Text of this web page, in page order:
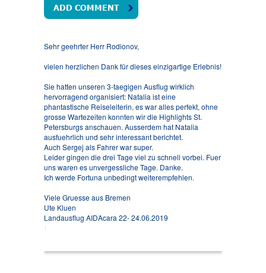
ADD COMMENT
Sehr geehrter Herr Rodionov,
vielen herzlichen Dank für dieses einzigartige Erlebnis!
Sie hatten unseren 3-taegigen Ausflug wirklich
hervorragend organisiert: Natalia ist eine
phantastische Reiseleiterin, es war alles perfekt, ohne
grosse Wartezeiten konnten wir die Highlights St.
Petersburgs anschauen. Ausserdem hat Natalia
ausfuehrlich und sehr interessant berichtet.
Auch Sergej als Fahrer war super.
Leider gingen die drei Tage viel zu schnell vorbei. Fuer
uns waren es unvergessliche Tage. Danke.
Ich werde Fortuna unbedingt weiterempfehlen.
Viele Gruesse aus Bremen
Ute Kluen
Landausflug AIDAcara 22- 24.06.2019